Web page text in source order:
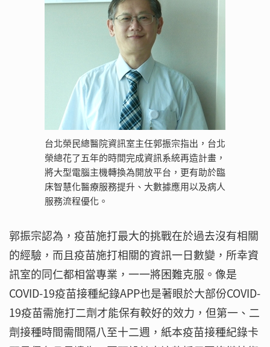
台北榮民總醫院資訊室主任郭振宗指出，台北
榮總花了五年的時間完成資訊系統再造計畫，
將大型電腦主機轉換為開放平台，更有助於臨
床智慧化醫療服務提升、大數據應用以及病人
服務流程優化。
郭振宗認為，疫苗施打最大的挑戰在於過去沒有相關
的經驗，而且疫苗施打相關的資訊一日數變，所幸資
訊室的同仁都相當專業，一一將困難克服。像是
COVID-19疫苗接種紀錄APP也是著眼於大部份COVID-
19疫苗需施打二劑才能保有較好的效力，但第一、二
劑接種時間需間隔八至十二週，紙本疫苗接種紀錄卡